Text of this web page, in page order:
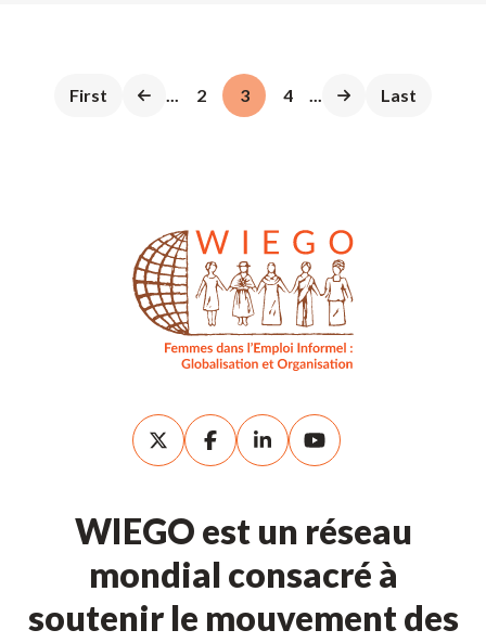
First ... 2 3 4 ... Last
WIEGO est un réseau
mondial consacré à
soutenir le mouvement des